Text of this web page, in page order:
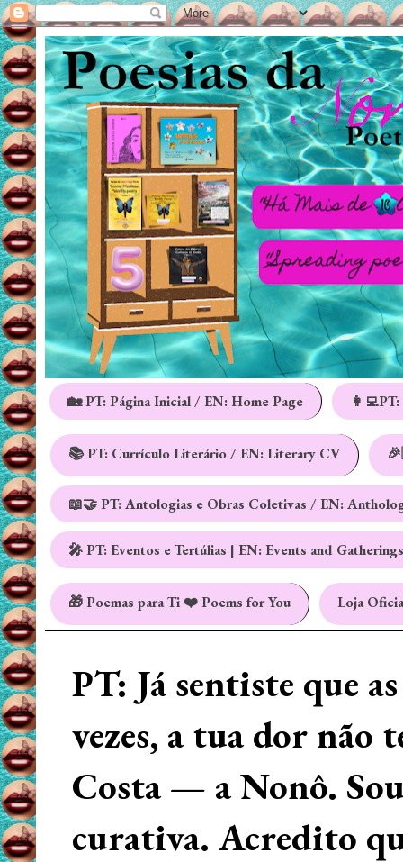
🏡 PT: Página Inicial / EN: Home Page
📚 PT: Currículo Literário / EN: Literary CV
📖🤝 PT: Antologias e Obras Coletivas / EN:
🎤 PT: Eventos e Tertúlias | EN: Events and Gatherings
🎁 Poemas para Ti ❤️ Poems for You Loja
PT: Já sentiste que
vezes, a tua dor não
Costa — a Nonô.
curativa. Acredito